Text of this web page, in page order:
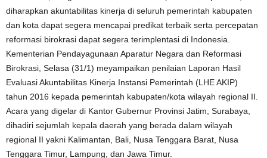
diharapkan akuntabilitas kinerja di seluruh pemerintah kabupaten
dan kota dapat segera mencapai predikat terbaik serta percepatan
reformasi birokrasi dapat segera terimplentasi di Indonesia.
Kementerian Pendayagunaan Aparatur Negara dan Reformasi
Birokrasi, Selasa (31/1) meyampaikan penilaian Laporan Hasil
Evaluasi Akuntabilitas Kinerja Instansi Pemerintah (LHE AKIP)
tahun 2016 kepada pemerintah kabupaten/kota wilayah regional II.
Acara yang digelar di Kantor Gubernur Provinsi Jatim, Surabaya,
dihadiri sejumlah kepala daerah yang berada dalam wilayah
regional II yakni Kalimantan, Bali, Nusa Tenggara Barat, Nusa
Tenggara Timur, Lampung, dan Jawa Timur.